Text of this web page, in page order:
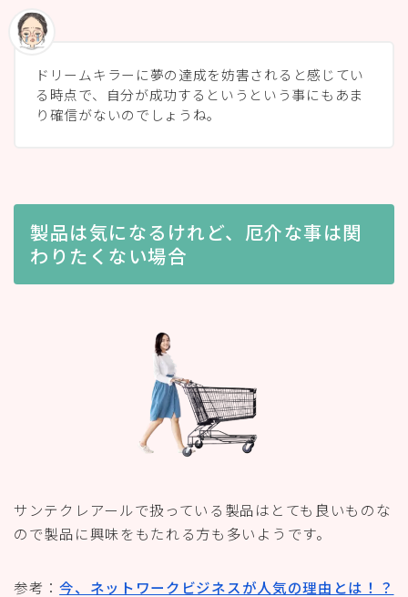
ドリームキラーに夢の達成を妨害されると感じてい
る時点で、自分が成功するというという事にもあま
り確信がないのでしょうね。
製品は気になるけれど、厄介な事は関
わりたくない場合
サンテクレアールで扱っている製品はとても良いものな
ので製品に興味をもたれる方も多いようです。
参考：今、ネットワークビジネスが人気の理由とは！？